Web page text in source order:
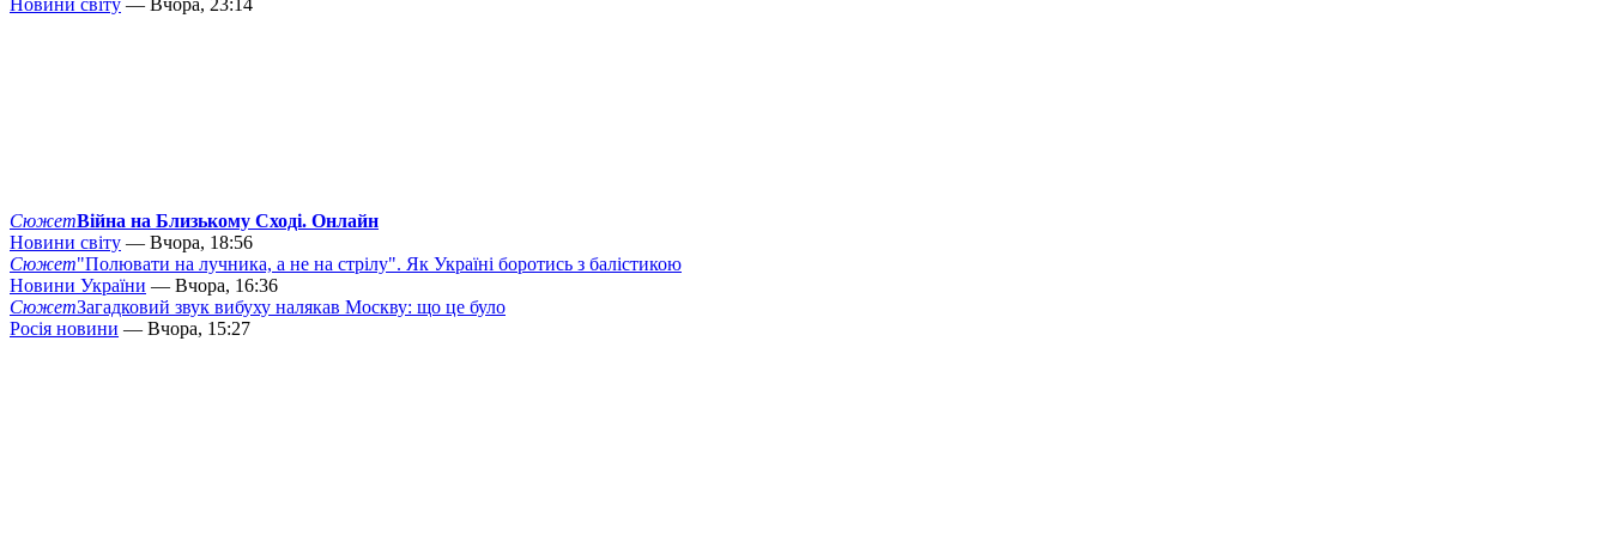
Новини світу — Вчора, 23:14
СюжетВійна на Близькому Сході. Онлайн
Новини світу — Вчора, 18:56
Сюжет"Полювати на лучника, а не на стрілу". Як Україні боротись з балістикою
Новини України — Вчора, 16:36
СюжетЗагадковий звук вибуху налякав Москву: що це було
Росія новини — Вчора, 15:27